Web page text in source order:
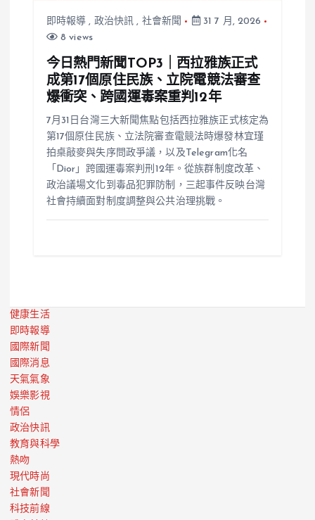
即時報導 , 政治快訊 , 社會新聞
31 7 月, 2026
8 views
今日熱門新聞TOP3｜西拉雅族正式
成第17個原住民族、立院電競法審查
爆衝突、跨國運毒案重判12年
7月31日台灣三大新聞焦點包括西拉雅族正式核定為
第17個原住民族、立法院審查電競法時爆發林宜瑾
拍桌敲麥與失序問政爭議，以及Telegram化名
「Dior」跨國運毒案判刑12年。從族群制度改革、
政治議場文化到毒品犯罪防制，三起事件反映台灣
社會持續面對制度調整與公共治理挑戰。
健康生活
即時報導
國際新聞
國際消息
天氣氣象
娛樂影視
情侶
政治快訊
教育與科學
熱吻
現代時尚
社會新聞
科技前線